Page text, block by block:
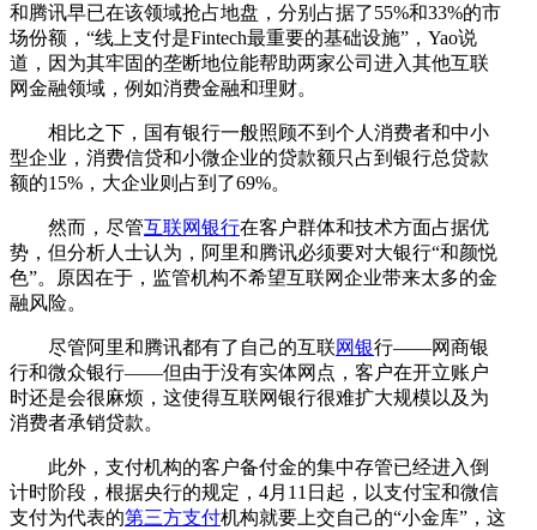
和腾讯早已在该领域抢占地盘，分别占据了55%和33%的市
场份额，“线上支付是Fintech最重要的基础设施”，Yao说
道，因为其牢固的垄断地位能帮助两家公司进入其他互联
网金融领域，例如消费金融和理财。
相比之下，国有银行一般照顾不到个人消费者和中小
型企业，消费信贷和小微企业的贷款额只占到银行总贷款
额的15%，大企业则占到了69%。
然而，尽管互联网银行在客户群体和技术方面占据优
势，但分析人士认为，阿里和腾讯必须要对大银行“和颜悦
色”。原因在于，监管机构不希望互联网企业带来太多的金
融风险。
尽管阿里和腾讯都有了自己的互联网银行——网商银
行和微众银行——但由于没有实体网点，客户在开立账户
时还是会很麻烦，这使得互联网银行很难扩大规模以及为
消费者承销贷款。
此外，支付机构的客户备付金的集中存管已经进入倒
计时阶段，根据央行的规定，4月11日起，以支付宝和微信
支付为代表的第三方支付机构就要上交自己的“小金库”，这